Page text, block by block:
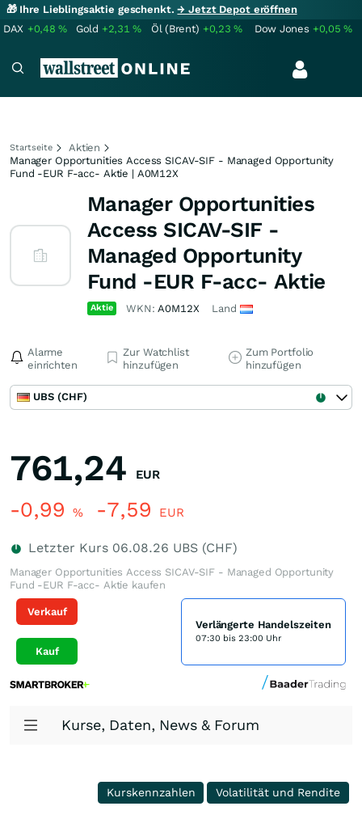
🎁 Ihre Lieblingsaktie geschenkt.→ Jetzt Depot eröffnen
DAX +0,48% Gold +2,31% Öl (Brent) +0,23% Dow Jones +0,05%
Startseite
Aktien
Manager Opportunities Access SICAV-SIF - Managed Opportunity
Fund -EUR F-acc- Aktie | A0M12X
Manager Opportunities
Access SICAV-SIF -
Managed Opportunity
Fund -EUR F-acc- Aktie
Aktie WKN:A0M12X Land
Alarme
einrichten
Zur Watchlist
hinzufügen
Zum Portfolio
hinzufügen
UBS (CHF)
761,24 EUR
-0,99 % -7,59 EUR
Letzter Kurs 06.08.26 UBS (CHF)
Manager Opportunities Access SICAV-SIF - Managed Opportunity
Fund -EUR F-acc- Aktie kaufen
Verkauf
Kauf
Verlängerte Handelszeiten
07:30 bis 23:00 Uhr
Kurse, Daten, News & Forum
Kurskennzahlen Volatilität und Rendite